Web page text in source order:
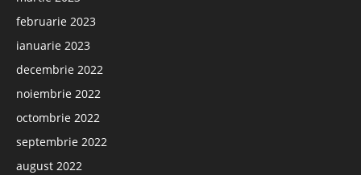
februarie 2023
ianuarie 2023
decembrie 2022
noiembrie 2022
octombrie 2022
septembrie 2022
august 2022